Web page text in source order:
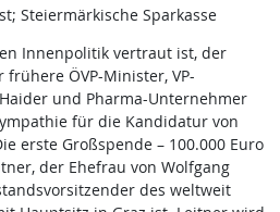
Steiermärkische Sparkasse
Innenpolitik vertraut ist, der
ÖVP-Minister, VP-
und Pharma-Unternehmer
für die Kandidatur von
erste Großspende – 100.000 Euro
der Ehefrau von Wolfgang
des weltweit